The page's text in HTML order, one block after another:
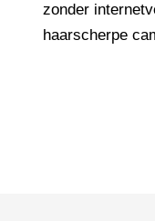
zonder
haarscherpe